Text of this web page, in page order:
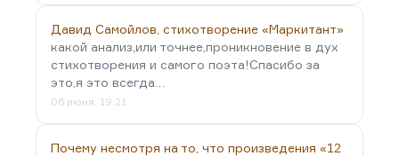
Давид Самойлов, стихотворение «Маркитант»
какой анализ,или точнее,проникновение в дух
стихотворения и самого поэта!Спасибо за
это,я это всегда…
06 июня, 19:21
Почему несмотря на то, что произведения «12